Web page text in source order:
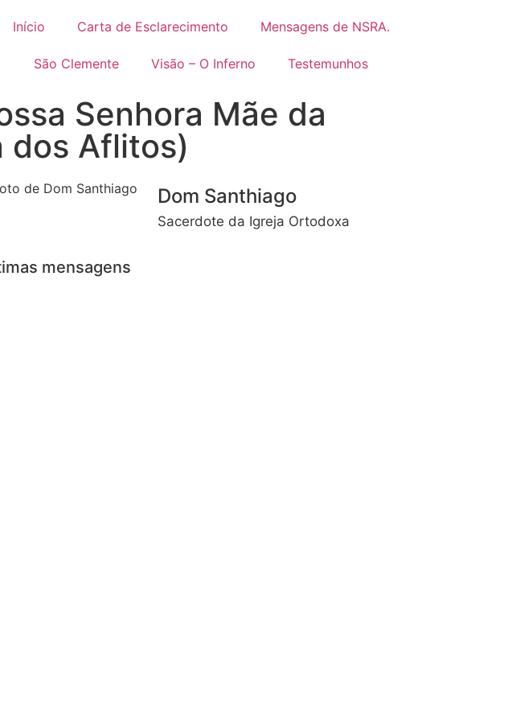
Início Carta de Esclarecimento Mensagens de NSRA.
São Clemente Visão – O Inferno Testemunhos
Senhora Mãe da
dos Aflitos)
Dom Santhiago
Sacerdote da Igreja Ortodoxa
mensagens